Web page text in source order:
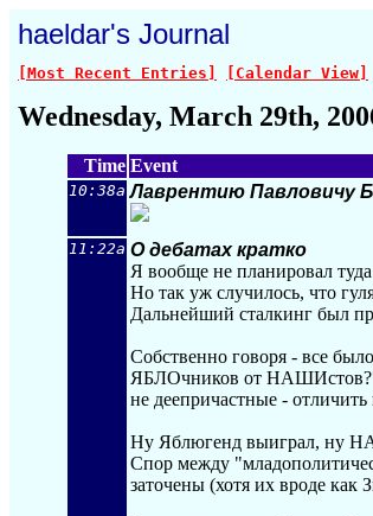
haeldar's Journal
[Most Recent Entries] [Calendar View]
Wednesday, March 29th,
Time Event
10:38a Лаврентию Павловичу
11:22a О дебатах кратко
Я вообще не планировал
Но так уж случилось, что
Дальнейший сталкинг был
Собственно говоря - все
ЯБЛОчников от НАШИстов?".
не деепричастные -
Ну Яблюгенд выиграл, ну
Спор между
заточены (хотя их вроде как